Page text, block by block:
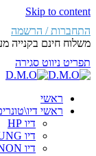
Skip to content
התחברות / הרשמה
משלוח חינם בקנייה מעל 150
תפריט ניווט סגירה
ראשי
ראשי
דיו HP
דיו SAMSUNG
דיו CANON